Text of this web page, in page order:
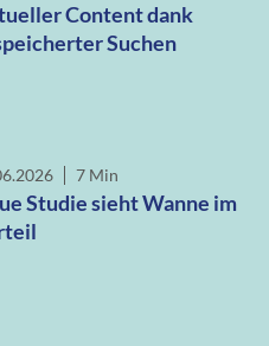
Content dank
Suchen
7 Min
Studie sieht Wanne im